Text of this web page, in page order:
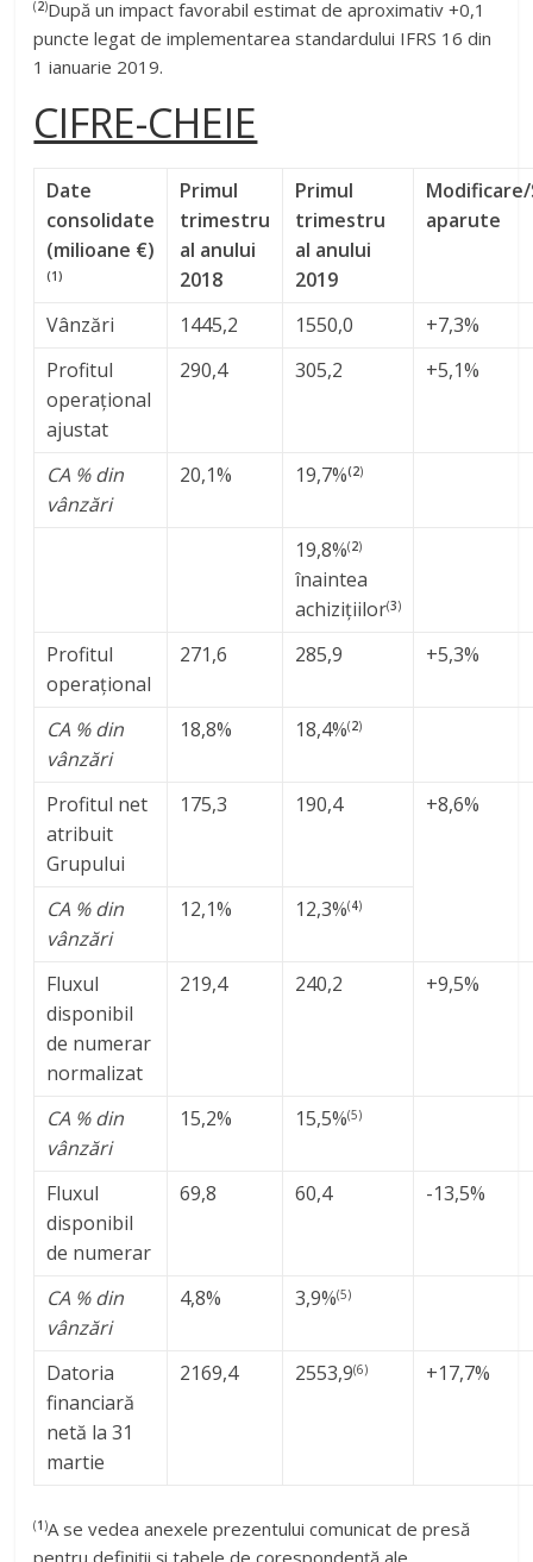
(2)După un impact favorabil estimat de aproximativ +0,1
puncte legat de implementarea standardului IFRS 16 din
1 ianuarie 2019.
CIFRE-CHEIE
Date
consolidate
(milioane €)
(1)
Primul
trimestru
al anului
2018
Primul
trimestru
al anului
2019
aparute
Vânzări 1445,2 1550,0
+7,3%
Profitul
operațional
ajustat
290,4 305,2 +5,1%
CA % din
vânzări
20,1% 19,7%(2)
19,8%(2)
înaintea
achizițiilor(3)
Profitul
operațional
271,6 285,9 +5,3%
CA % din
vânzări
18,8% 18,4%(2)
Profitul net
atribuit
Grupului
175,3 190,4 +8,6%
CA % din
vânzări
12,1% 12,3%(4)
Fluxul
disponibil
de numerar
normalizat
219,4 240,2 +9,5%
CA % din
vânzări
15,2% 15,5%(5)
Fluxul
disponibil
de numerar
69,8 60,4 -13,5%
CA % din
vânzări
4,8% 3,9%(5)
Datoria
financiară
netă la 31
martie
2169,4 2553,9(6) +17,7%
(1 )A se vedea anexele prezentului comunicat de presă
pentru definiții și tabele de corespondență ale